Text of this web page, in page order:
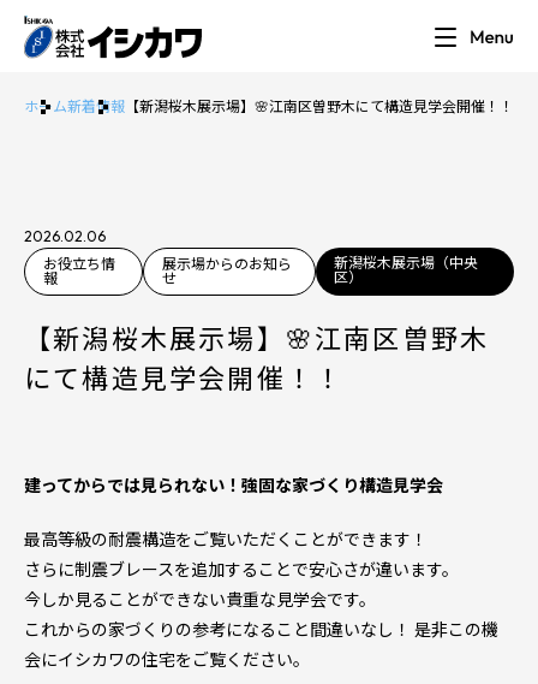
ホーム新着情報 【新潟桜木展示場】🌸江南区曽野木にて構造見学会開催！！
2026.02.06
お役立ち情
報
展示場からのお知ら
せ
新潟桜木展示場（中央
区）
【新潟桜木展示場】🌸江南区曽野木
にて構造見学会開催！！
建ってからでは見られない！強固な家づくり構造見学会
最高等級の耐震構造をご覧いただくことができます！
さらに制震ブレースを追加することで安心さが違います。
今しか見ることができない貴重な見学会です。
これからの家づくりの参考になること間違いなし！ 是非この機
会にイシカワの住宅をご覧ください。